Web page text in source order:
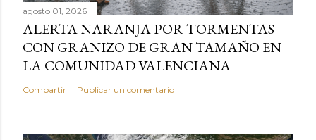
agosto 01, 2026
ALERTA NARANJA POR TORMENTAS
CON GRANIZO DE GRAN TAMAÑO EN
LA COMUNIDAD VALENCIANA
Compartir Publicar un comentario